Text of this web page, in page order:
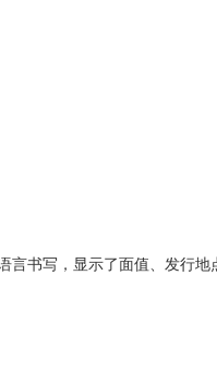
言书写，显示了面值、发行地